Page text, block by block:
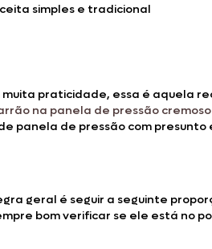
simples e tradicional
muita praticidade, essa é aquela
na panela de pressão cremoso
panela de pressão com presunto
geral é seguir a seguinte
bom verificar se ele está no